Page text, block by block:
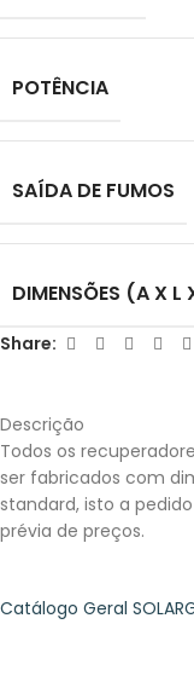
POTÊNCIA
SAÍDA DE FUMOS
DIMENSÕES (A X L
Share:
Descrição
Todos os
ser fabricados com
standard, isto a
prévia de preços.
Catálogo Geral